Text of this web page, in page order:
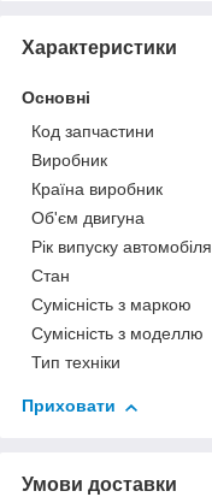
Характеристики
Основні
Код запчастини
Виробник
Країна виробник
Об'єм двигуна
Рік випуску автомобіля
Стан
Сумісність з маркою
Сумісність з моделлю
Тип техніки
Приховати
Умови доставки